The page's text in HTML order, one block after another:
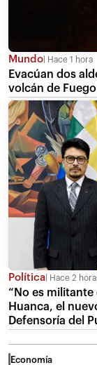
Mundo Hace 1 hora
Evacúan dos
volcán de Fuego
Política Hace 2
“No es militante
Huanca, el
Defensoría del
Economía